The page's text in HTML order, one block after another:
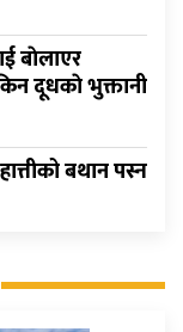
बाेलाएर
दूधकाे भुक्तानी
बथान पस्न